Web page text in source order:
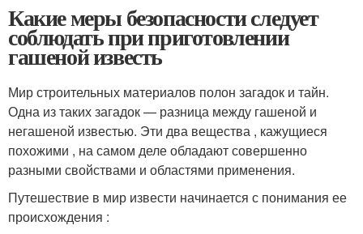
Какие меры безопасности следует
соблюдать при приготовлении
гашеной известь
Мир строительных материалов полон загадок и тайн.
Одна из таких загадок — разница между гашеной и
негашеной известью. Эти два вещества , кажущиеся
похожими , на самом деле обладают совершенно
разными свойствами и областями применения.
Путешествие в мир извести начинается с понимания ее
происхождения :